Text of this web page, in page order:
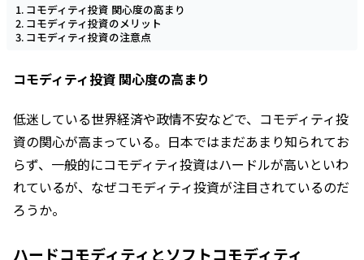
コモディティ投資 関心度の高まり
コモディティ投資のメリット
コモディティ投資の注意点
コモディティ投資 関心度の高まり
低迷している世界経済や政情不安などで、コモディティ投
資の関心が高まっている。日本ではまだあまり知られてお
らず、一般的にコモディティ投資はハードルが高いといわ
れているが、なぜコモディティ投資が注目されているのだ
ろうか。
ハードコモディティとソフトコモディティ